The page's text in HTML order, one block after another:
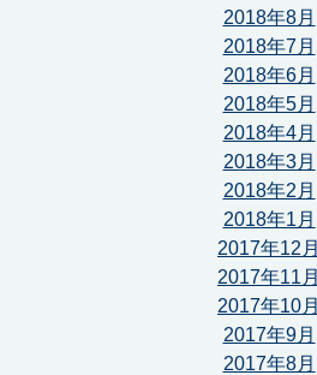
2018年8月
2018年7月
2018年6月
2018年5月
2018年4月
2018年3月
2018年2月
2018年1月
2017年12月
2017年11月
2017年10月
2017年9月
2017年8月